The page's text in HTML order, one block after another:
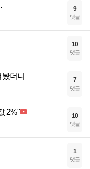
9
댓글
10
댓글
더니 7
댓글
2%" 10
댓글
1
댓글